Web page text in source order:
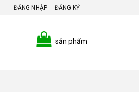
ĐĂNG NHẬP ĐĂNG KÝ
sản phẩm